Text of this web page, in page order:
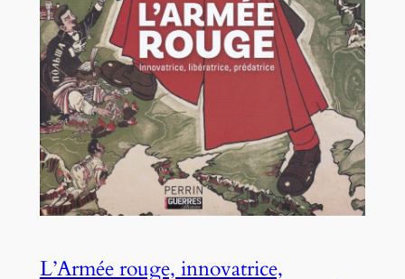
L’Armée rouge, innovatrice,